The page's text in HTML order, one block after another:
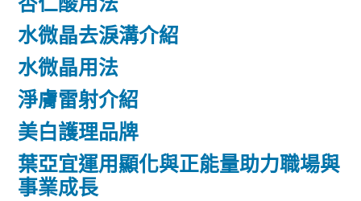
水微晶去淚溝介紹
水微晶用法
淨膚雷射介紹
美白護理品牌
葉亞宜運用顯化與正能量助力職場與
事業成長